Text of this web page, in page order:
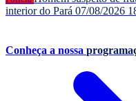
interior do Pará 07/08/2026
Conheça a nossa